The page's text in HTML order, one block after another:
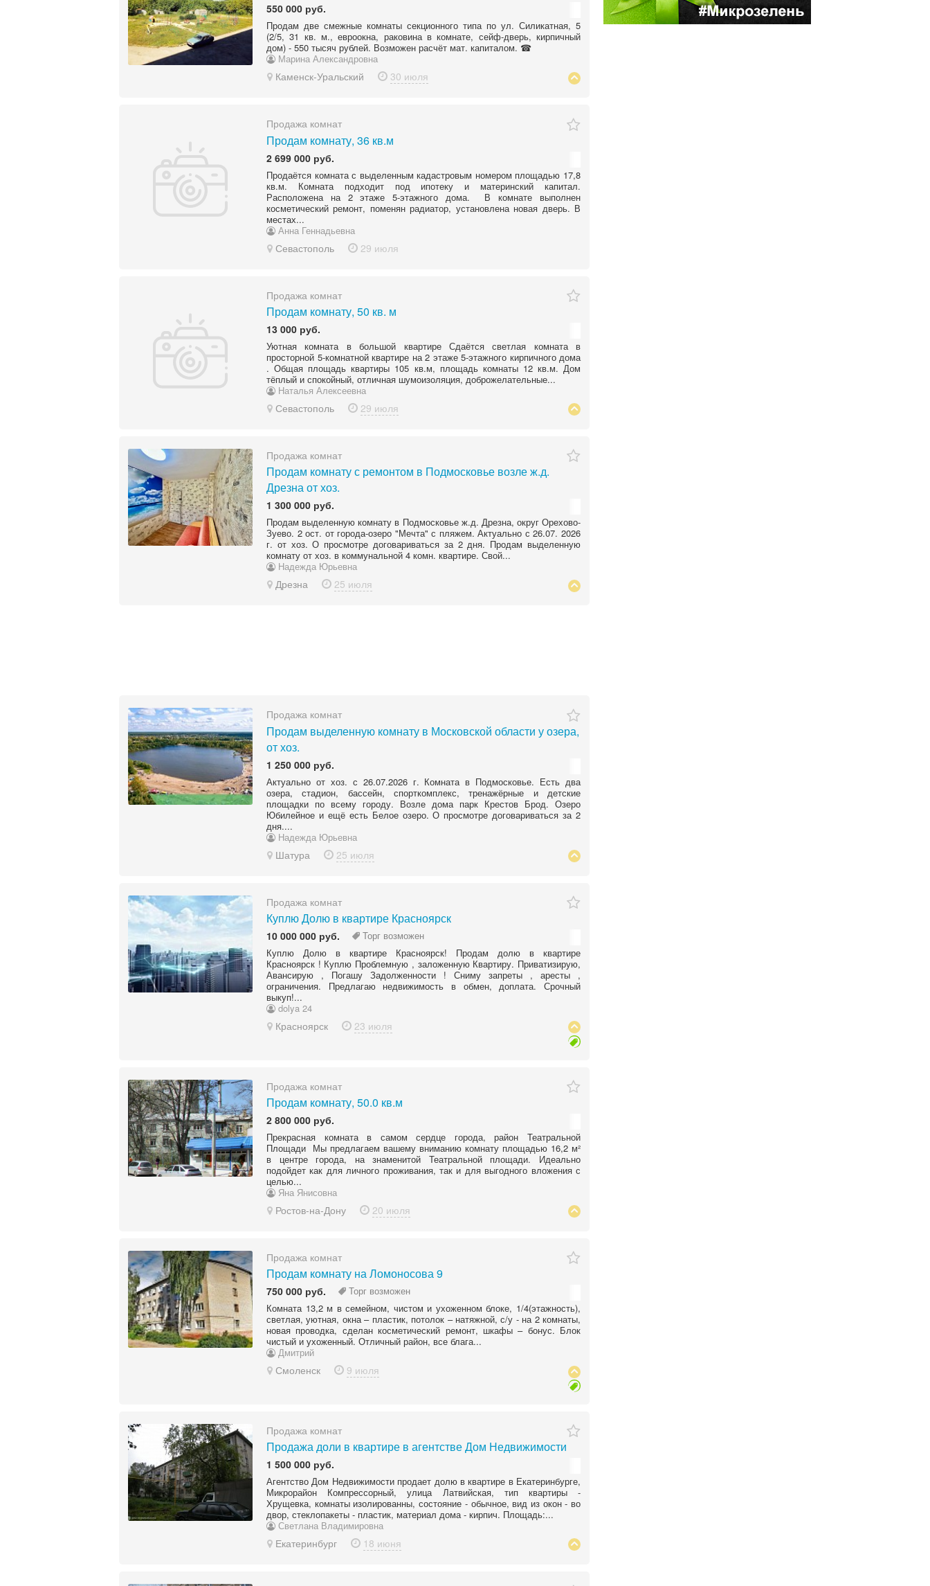
550 000 руб.
Продам две смежные комнаты секционного типа по ул. Силикатная, 5
(2/5, 31 кв. м., евроокна, раковина в комнате, сейф-дверь, кирпичный
дом) - 550 тысяч рублей. Возможен расчёт мат. капиталом. ☎
Марина Александровна
Каменск-Уральский 30 июля
Продажа комнат
Продам комнату, 36 кв.м
2 699 000 руб.
Продаётся комната с выделенным кадастровым номером площадью 17,8
кв.м. Комната подходит под ипотеку и материнский капитал.
Расположена на 2 этаже 5-этажного дома. В комнате выполнен
косметический ремонт, поменян радиатор, установлена новая дверь. В
местах...
Анна Геннадьевна
Севастополь 29 июля
Продажа комнат
Продам комнату, 50 кв. м
13 000 руб.
Уютная комната в большой квартире Сдаётся светлая комната в
просторной 5-комнатной квартире на 2 этаже 5-этажного кирпичного дома
. Общая площадь квартиры 105 кв.м, площадь комнаты 12 кв.м. Дом
тёплый и спокойный, отличная шумоизоляция, доброжелательные...
Наталья Алексеевна
Севастополь 29 июля
Продажа комнат
Продам комнату с ремонтом в Подмосковье возле ж.д.
Дрезна от хоз.
1 300 000 руб.
Продам выделенную комнату в Подмосковье ж.д. Дрезна, округ Орехово-
Зуево. 2 ост. от города-озеро "Мечта" с пляжем. Актуально с 26.07. 2026
г. от хоз. О просмотре договариваться за 2 дня. Продам выделенную
комнату от хоз. в коммунальной 4 комн. квартире. Свой...
Надежда Юрьевна
Дрезна 25 июля
Продажа комнат
Продам выделенную комнату в Московской области у озера,
от хоз.
1 250 000 руб.
Актуально от хоз. с 26.07.2026 г. Комната в Подмосковье. Есть два
озера, стадион, бассейн, спорткомплекс, тренажёрные и детские
площадки по всему городу. Возле дома парк Крестов Брод. Озеро
Юбилейное и ещё есть Белое озеро. О просмотре договариваться за 2
дня....
Надежда Юрьевна
Шатура 25 июля
Продажа комнат
Куплю Долю в квартире Красноярск
10 000 000 руб.
Торг возможен
Куплю Долю в квартире Красноярск! Продам долю в квартире
Красноярск ! Куплю Проблемную , заложенную Квартиру. Приватизирую,
Авансирую , Погашу Задолженности ! Сниму запреты , аресты ,
ограничения. Предлагаю недвижимость в обмен, доплата. Срочный
выкуп!...
dolya 24
Красноярск 23 июля
Продажа комнат
Продам комнату, 50.0 кв.м
2 800 000 руб.
Прекрасная комната в самом сердце города, район Театральной
Площади Мы предлагаем вашему вниманию комнату площадью 16,2 м²
в центре города, на знаменитой Театральной площади. Идеально
подойдет как для личного проживания, так и для выгодного вложения с
целью...
Яна Янисовна
Ростов-на-Дону 20 июля
Продажа комнат
Продам комнату на Ломоносова 9
750 000 руб.
Торг возможен
Комната 13,2 м в семейном, чистом и ухоженном блоке, 1/4(этажность),
светлая, уютная, окна – пластик, потолок – натяжной, с/у - на 2 комнаты,
новая проводка, сделан косметический ремонт, шкафы – бонус. Блок
чистый и ухоженный. Отличный район, все блага...
Дмитрий
Смоленск 9 июля
Продажа комнат
Продажа доли в квартире в агентстве Дом Недвижимости
1 500 000 руб.
Агентство Дом Недвижимости продает долю в квартире в Екатеринбурге,
Микрорайон Компрессорный, улица Латвийская, тип квартиры -
Хрущевка, комнаты изолированны, состояние - обычное, вид из окон - во
двор, стеклопакеты - пластик, материал дома - кирпич. Площадь:...
Светлана Владимировна
Екатеринбург 18 июня